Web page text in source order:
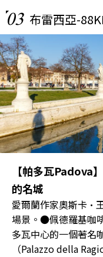
03 布雷西亞-
【帕多瓦Padova
的名城
愛爾蘭作家奧斯卡·
場景。●佩德羅基咖
多瓦中心的一個著名
（Palazzo della